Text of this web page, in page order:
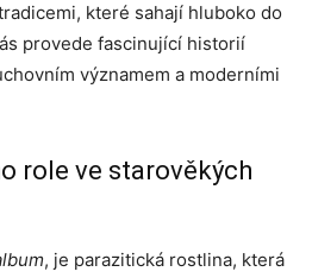
které sahají hluboko do
provede fascinující historií
významem a moderními
role ve starověkých
, je parazitická rostlina, která